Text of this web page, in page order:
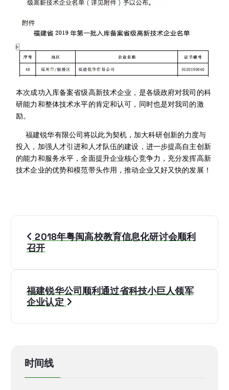
本次成功入库备案省级高新技术企业，是各级政府对我司的科
研能力和整体技术水平的肯定和认可，同时也是对我司的激
励。
福建锐华有限公司将以此为契机，加大科研创新的力度与
投入，加强人才引进和人才队伍的建设，进一步提高自主创新
的能力和服务水平，全面提升企业核心竞争力，充分发挥高新
技术企业的优势和模范带头作用，推动企业又好又快的发展！
2018年粤闽高校教育信息化研讨会顺利
召开
福建锐华公司顺利通过省科技小巨人领军
企业认定
时间线